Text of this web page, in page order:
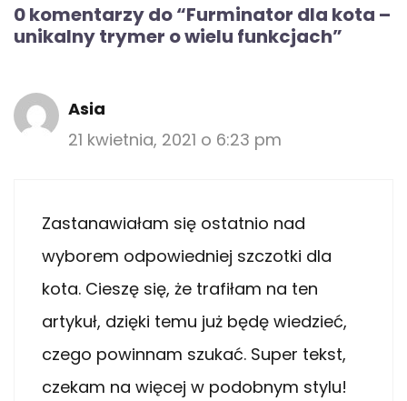
0 komentarzy do “Furminator dla kota –
unikalny trymer o wielu funkcjach”
Asia
21 kwietnia, 2021 o 6:23 pm
Zastanawiałam się ostatnio nad
wyborem odpowiedniej szczotki dla
kota. Cieszę się, że trafiłam na ten
artykuł, dzięki temu już będę wiedzieć,
czego powinnam szukać. Super tekst,
czekam na więcej w podobnym stylu!